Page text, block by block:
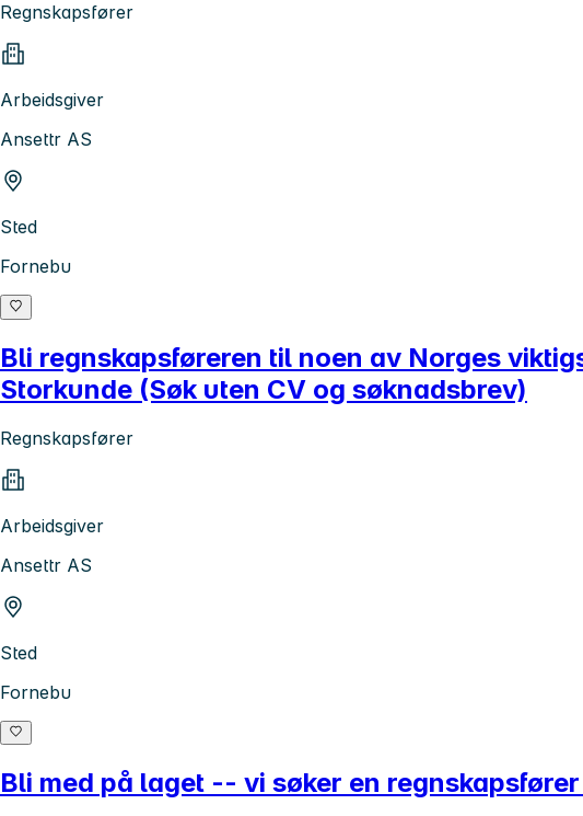
Regnskapsfører
Arbeidsgiver
Ansettr AS
Sted
Fornebu
Bli regnskapsføreren til noen av Norges
Storkunde (Søk uten CV og søknadsbrev)
Regnskapsfører
Arbeidsgiver
Ansettr AS
Sted
Fornebu
Bli med på laget -- vi søker en